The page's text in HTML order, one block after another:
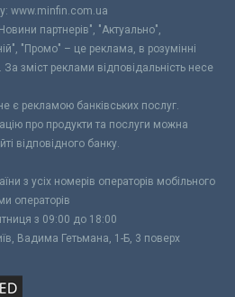
www.minfin.com.ua
партнерів", "Актуально",
"Промо" – це реклама, в розумінні
зміст реклами відповідальність несе
є рекламою банківських послуг.
про продукти та послуги можна
відповідного банку.
з усіх номерів операторів мобільного
операторів
з 09:00 до 18:00
Вадима Гетьмана, 1-Б, 3 поверх